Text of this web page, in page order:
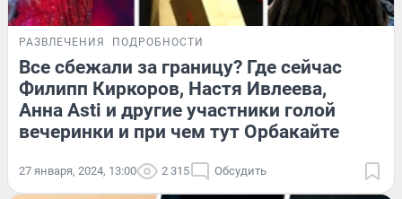
РАЗВЛЕЧЕНИЯ ПОДРОБНОСТИ
Все сбежали за границу? Где сейчас
Филипп Киркоров, Настя Ивлеева,
Анна Asti и другие участники голой
вечеринки и при чем тут Орбакайте
27 января, 2024, 13:00 2 315 Обсудить